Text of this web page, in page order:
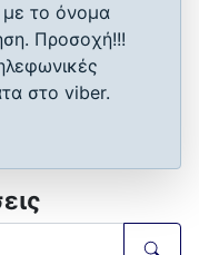
το όνομα
Προσοχή!!!
στο viber.